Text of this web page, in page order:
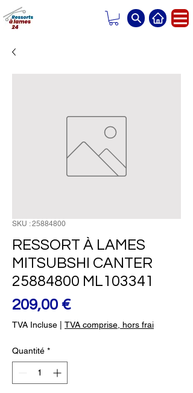
SKU : 25884800
RESSORT À LAMES
MITSUBSHI CANTER
25884800 ML103341
209,00 €Prix
TVA Incluse TVA comprise, hors frai
Quantité *